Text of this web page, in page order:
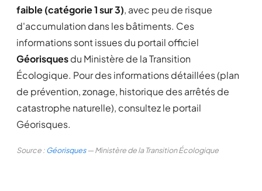
faible (catégorie 1 sur 3), avec peu de risque
d'accumulation dans les bâtiments. Ces
informations sont issues du portail officiel
Géorisquesdu Ministère de la Transition
Écologique. Pour des informations détaillées (plan
de prévention, zonage, historique des arrêtés de
catastrophe naturelle), consultez le portail
Géorisques.
Source :Géorisques— Ministère de la Transition Écologique